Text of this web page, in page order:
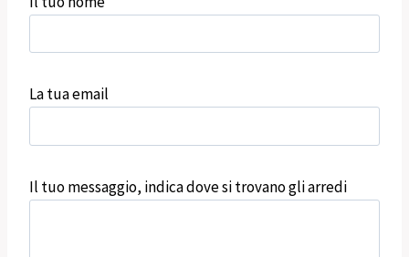
La tua email
Il tuo messaggio, indica dove si trovano gli arredi